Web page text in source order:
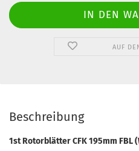
AUF
Beschreibung
1st Rotorblätter CFK 195mm FBL